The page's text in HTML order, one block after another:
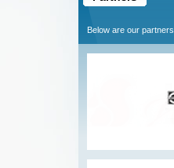
Below are our partners